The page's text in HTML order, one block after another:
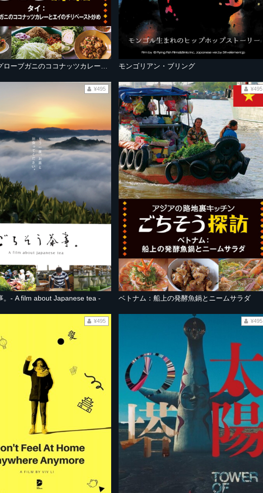
タイ：マングローブガニのココナッツカレーとエイのチリペースト炒め モンゴリアン・ブリング
。- A film about Japanese tea -
¥495
ベトナム：船上の発酵魚鍋とニームサラダ
¥495
¥495 ¥495